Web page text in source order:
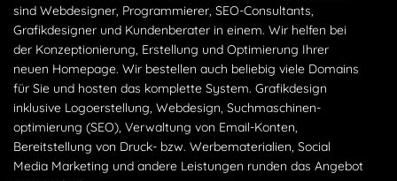
sind Webdesigner, Programmierer, SEO-Consultants,
Grafikdesigner und Kundenberater in einem. Wir helfen bei
der Konzeptionierung, Erstellung und Optimierung Ihrer
neuen Homepage. Wir bestellen auch beliebig viele Domains
für Sie und hosten das komplette System. Grafikdesign
inklusive Logoerstellung, Webdesign, Suchmaschinen­
optimierung (SEO), Verwaltung von Email-Konten,
Bereitstellung von Druck- bzw. Werbematerialien, Social
Media Marketing und andere Leistungen runden das Angebot